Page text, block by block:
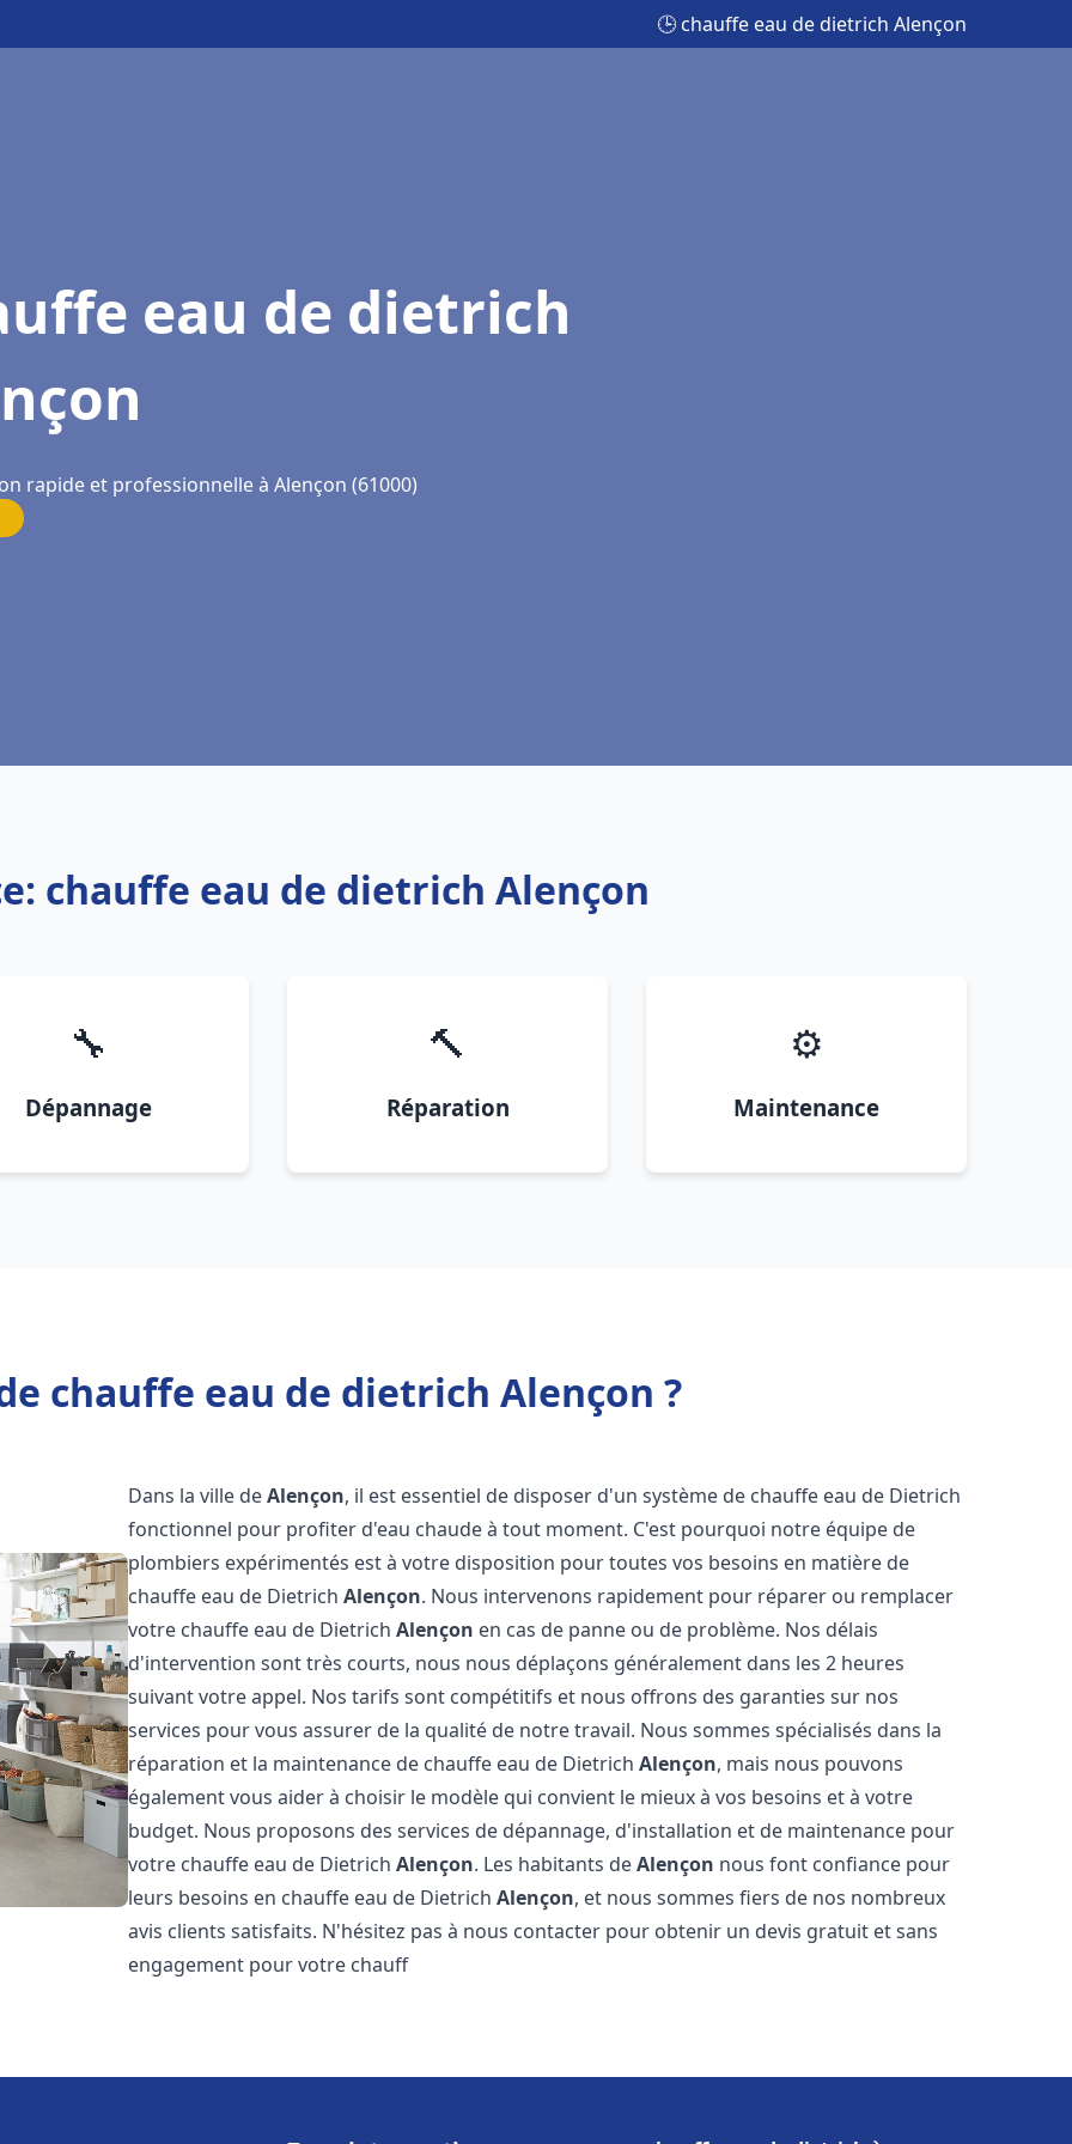
🕒 chauffe eau de dietrich Alençon
eau de dietrich
rapide et professionnelle à Alençon (61000)
chauffe eau de dietrich Alençon
🔧
Dépannage
🔨
Réparation
⚙️
Maintenance
chauffe eau de dietrich Alençon ?
Dans la ville deAlençon, il est essentiel de disposer d'un système de chauffe eau de Dietrich
fonctionnel pour profiter d'eau chaude à tout moment. C'est pourquoi notre équipe de
plombiers expérimentés est à votre disposition pour toutes vos besoins en matière de
chauffe eau de DietrichAlençon. Nous intervenons rapidement pour réparer ou remplacer
votre chauffe eau de DietrichAlençon en cas de panne ou de problème. Nos délais
d'intervention sont très courts, nous nous déplaçons généralement dans les 2 heures
suivant votre appel. Nos tarifs sont compétitifs et nous offrons des garanties sur nos
services pour vous assurer de la qualité de notre travail. Nous sommes spécialisés dans la
réparation et la maintenance de chauffe eau de DietrichAlençon, mais nous pouvons
également vous aider à choisir le modèle qui convient le mieux à vos besoins et à votre
budget. Nous proposons des services de dépannage, d'installation et de maintenance pour
votre chauffe eau de DietrichAlençon. Les habitants deAlençon nous font confiance pour
leurs besoins en chauffe eau de DietrichAlençon, et nous sommes fiers de nos nombreux
avis clients satisfaits. N'hésitez pas à nous contacter pour obtenir un devis gratuit et sans
engagement pour votre chauff